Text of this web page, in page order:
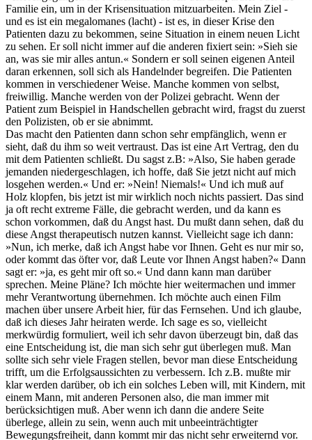
Familie ein, um in der Krisensituation mitzuarbeiten. Mein Ziel -
und es ist ein megalomanes (lacht) - ist es, in dieser Krise den
Patienten dazu zu bekommen, seine Situation in einem neuen Licht
zu sehen. Er soll nicht immer auf die anderen fixiert sein: »Sieh sie
an, was sie mir alles antun.« Sondern er soll seinen eigenen Anteil
daran erkennen, soll sich als Handelnder begreifen. Die Patienten
kommen in verschiedener Weise. Manche kommen von selbst,
freiwillig. Manche werden von der Polizei gebracht. Wenn der
Patient zum Beispiel in Handschellen gebracht wird, fragst du zuerst
den Polizisten, ob er sie abnimmt.
Das macht den Patienten dann schon sehr empfänglich, wenn er
sieht, daß du ihm so weit vertraust. Das ist eine Art Vertrag, den du
mit dem Patienten schließt. Du sagst z.B: »Also, Sie haben gerade
jemanden niedergeschlagen, ich hoffe, daß Sie jetzt nicht auf mich
losgehen werden.« Und er: »Nein! Niemals!« Und ich muß auf
Holz klopfen, bis jetzt ist mir wirklich noch nichts passiert. Das sind
ja oft recht extreme Fälle, die gebracht werden, und da kann es
schon vorkommen, daß du Angst hast. Du mußt dann sehen, daß du
diese Angst therapeutisch nutzen kannst. Vielleicht sage ich dann:
»Nun, ich merke, daß ich Angst habe vor Ihnen. Geht es nur mir so,
oder kommt das öfter vor, daß Leute vor Ihnen Angst haben?« Dann
sagt er: »ja, es geht mir oft so.« Und dann kann man darüber
sprechen. Meine Pläne? Ich möchte hier weitermachen und immer
mehr Verantwortung übernehmen. Ich möchte auch einen Film
machen über unsere Arbeit hier, für das Fernsehen. Und ich glaube,
daß ich dieses Jahr heiraten werde. Ich sage es so, vielleicht
merkwürdig formuliert, weil ich sehr davon überzeugt bin, daß das
eine Entscheidung ist, die man sich sehr gut überlegen muß. Man
sollte sich sehr viele Fragen stellen, bevor man diese Entscheidung
trifft, um die Erfolgsaussichten zu verbessern. Ich z.B. mußte mir
klar werden darüber, ob ich ein solches Leben will, mit Kindern, mit
einem Mann, mit anderen Personen also, die man immer mit
berücksichtigen muß. Aber wenn ich dann die andere Seite
überlege, allein zu sein, wenn auch mit unbeeinträchtigter
Bewegungsfreiheit, dann kommt mir das nicht sehr erweiternd vor.